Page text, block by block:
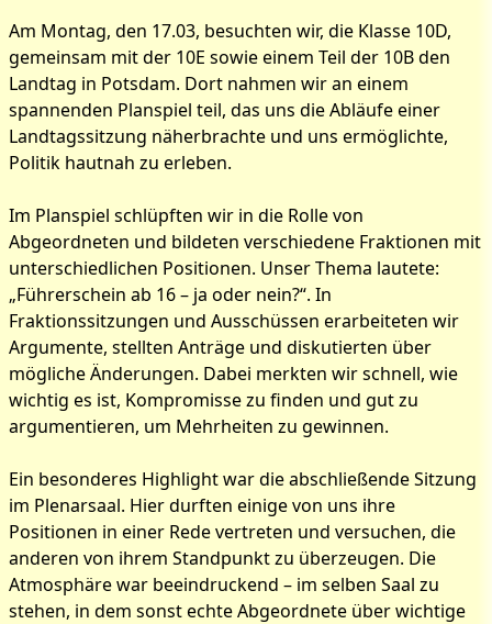
Am Montag, den 17.03, besuchten wir, die Klasse 10D,
gemeinsam mit der 10E sowie einem Teil der 10B den
Landtag in Potsdam. Dort nahmen wir an einem
spannenden Planspiel teil, das uns die Abläufe einer
Landtagssitzung näherbrachte und uns ermöglichte,
Politik hautnah zu erleben.
Im Planspiel schlüpften wir in die Rolle von
Abgeordneten und bildeten verschiedene Fraktionen mit
unterschiedlichen Positionen. Unser Thema lautete:
„Führerschein ab 16 – ja oder nein?“. In
Fraktionssitzungen und Ausschüssen erarbeiteten wir
Argumente, stellten Anträge und diskutierten über
mögliche Änderungen. Dabei merkten wir schnell, wie
wichtig es ist, Kompromisse zu finden und gut zu
argumentieren, um Mehrheiten zu gewinnen.
Ein besonderes Highlight war die abschließende Sitzung
im Plenarsaal. Hier durften einige von uns ihre
Positionen in einer Rede vertreten und versuchen, die
anderen von ihrem Standpunkt zu überzeugen. Die
Atmosphäre war beeindruckend – im selben Saal zu
stehen, in dem sonst echte Abgeordnete über wichtige